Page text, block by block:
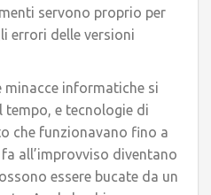
servono proprio per
errori delle versioni
minacce informatiche si
tempo, e tecnologie di
che funzionavano fino a
all’improvviso diventano
essere bucate da un